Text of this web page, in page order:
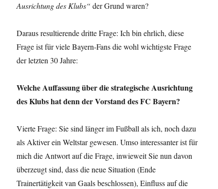
Ausrichtung des Klubs“ der Grund waren?
Daraus resultierende dritte Frage: Ich bin ehrlich, diese
Frage ist für viele Bayern-Fans die wohl wichtigste Frage
der letzten 30 Jahre:
Welche Auffassung über die strategische Ausrichtung
des Klubs hat denn der Vorstand des FC Bayern?
Vierte Frage: Sie sind länger im Fußball als ich, noch dazu
als Aktiver ein Weltstar gewesen. Umso interessanter ist für
mich die Antwort auf die Frage, inwieweit Sie nun davon
überzeugt sind, dass die neue Situation (Ende
Trainertätigkeit van Gaals beschlossen), Einfluss auf die